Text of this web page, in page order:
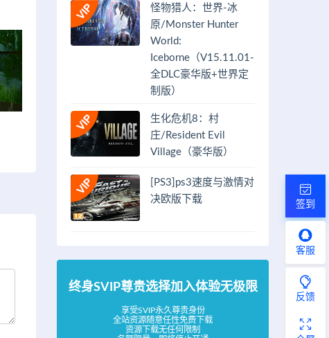
怪物猎人：世界-冰
原/Monster Hunter
World:
Iceborne（V15.11.01-
全DLC豪华版+世界定
制版）
生化危机8：村
庄/Resident Evil
Village（豪华版）
[PS3]ps3速度与激情对
决欧版下载
终身SVIP尊贵选择加入体验无极限
享受SVIP永久尊贵身份
全站资源随意任性免费下载
资源下载无任何限制
签到
客服
反馈